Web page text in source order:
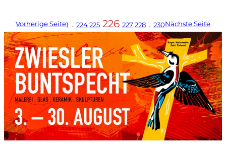
Vorherige Seite1 … 224225 226 227228… 230Nächste Seite